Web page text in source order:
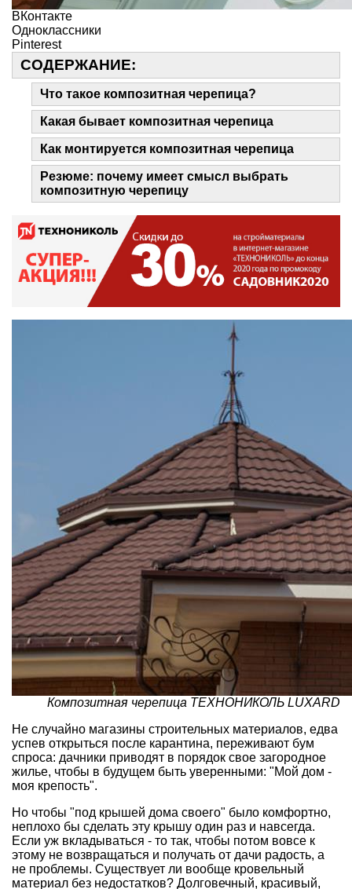
ВКонтакте
Одноклассники
Pinterest
СОДЕРЖАНИЕ:
Что такое композитная черепица?
Какая бывает композитная черепица
Как монтируется композитная черепица
Резюме: почему имеет смысл выбрать
композитную черепицу
Композитная черепица ТЕХНОНИКОЛЬ LUXARD
Не случайно магазины строительных материалов, едва
успев открыться после карантина, переживают бум
спроса: дачники приводят в порядок свое загородное
жилье, чтобы в будущем быть уверенными: "Мой дом -
моя крепость".
Но чтобы "под крышей дома своего" было комфортно,
неплохо бы сделать эту крышу один раз и навсегда.
Если уж вкладываться - то так, чтобы потом вовсе к
этому не возвращаться и получать от дачи радость, а
не проблемы. Существует ли вообще кровельный
материал без недостатков? Долговечный, красивый,